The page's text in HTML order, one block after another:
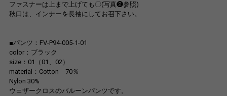
ファスナーは上まで上げても〇(写真❷参照)
秋口は、インナーを長袖にしてお召下さい。
■パンツ：FV-P94-005-1-01
color：ブラック
size：01（01、02）
material：Cotton 70％
Nylon 30%
ウェザークロスのバルーンパンツです。